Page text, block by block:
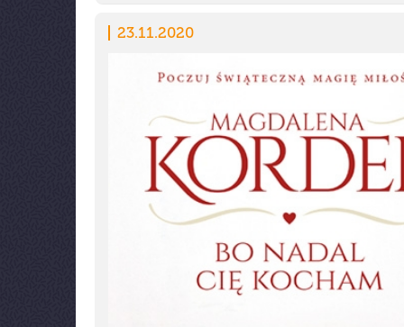
23.11.2020